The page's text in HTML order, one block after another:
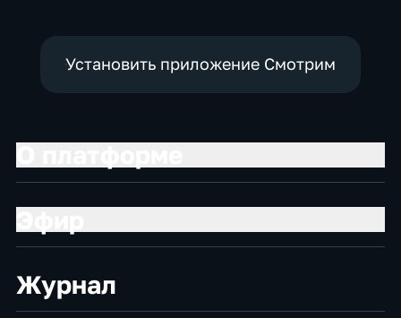
Установить приложение Смотрим
Журнал